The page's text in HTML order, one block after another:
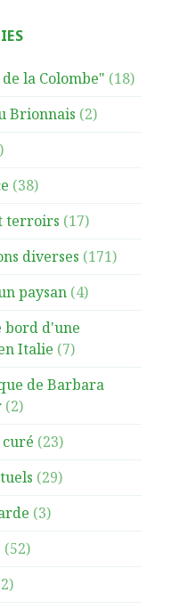
la Colombe" (18)
Brionnais (2)
(38)
terroirs (17)
diverses (171)
paysan (4)
bord d'une
Italie (7)
de Barbara
(2)
(23)
(29)
(3)
(52)